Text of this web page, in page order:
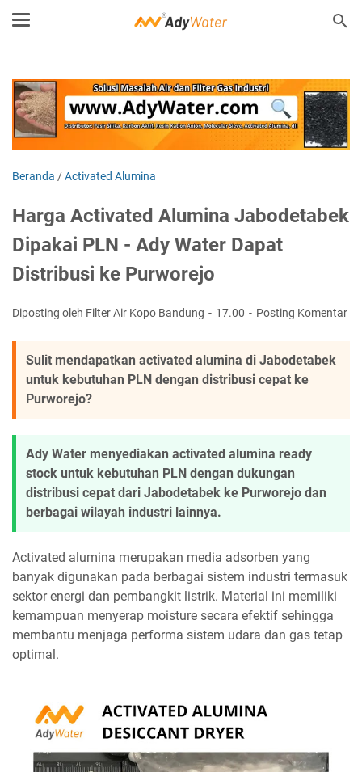
Beranda /Activated Alumina
Harga Activated Alumina Jabodetabek
Dipakai PLN - Ady Water Dapat
Distribusi ke Purworejo
Diposting oleh Filter Air Kopo Bandung 17.00 Posting Komentar
Sulit mendapatkan activated alumina di Jabodetabek
untuk kebutuhan PLN dengan distribusi cepat ke
Purworejo?
Ady Water menyediakan activated alumina ready
stock untuk kebutuhan PLN dengan dukungan
distribusi cepat dari Jabodetabek ke Purworejo dan
berbagai wilayah industri lainnya.
Activated alumina merupakan media adsorben yang
banyak digunakan pada berbagai sistem industri termasuk
sektor energi dan pembangkit listrik. Material ini memiliki
kemampuan menyerap moisture secara efektif sehingga
membantu menjaga performa sistem udara dan gas tetap
optimal.